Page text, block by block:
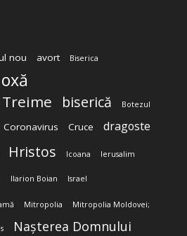
nou avort Biserica
biserică Botezul
Coronavirus Cruce dragoste
Hristos Icoana Ierusalim
Ilarion Boian Israel
Mitropolia Mitropolia Moldovei;
Nașterea Domnului